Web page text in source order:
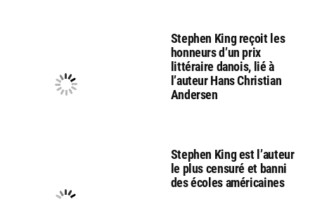
Stephen King reçoit les
honneurs d’un prix
littéraire danois, lié à
l’auteur Hans Christian
Andersen
Stephen King est l’auteur
le plus censuré et banni
des écoles américaines